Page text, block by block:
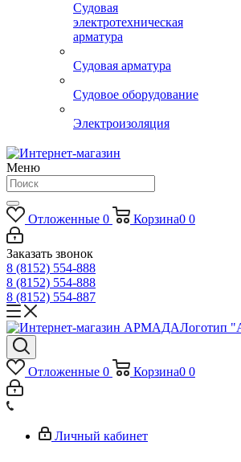
Судовая
электротехническая
арматура
Судовая арматура
Судовое оборудование
Электроизоляция
Меню
Отложенные 0 Корзина0 0
Заказать звонок
8 (8152) 554-888
8 (8152) 554-888
8 (8152) 554-887
Логотип
Отложенные 0 Корзина0 0
Личный кабинет